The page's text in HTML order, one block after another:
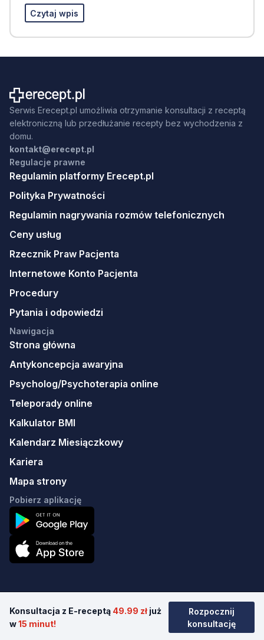
Konsultacja z E-receptą 49.99 zł już
w15 minut!
Rozpocznij
konsultację
Czytaj wpis
Serwis Erecept.pl umożliwia otrzymanie konsultacji z receptą
elektroniczną lub przedłużanie recepty bez wychodzenia z
domu.
kontakt@erecept.pl
Regulacje prawne
Regulamin platformy Erecept.pl
Polityka Prywatności
Regulamin nagrywania rozmów telefonicznych
Ceny usług
Rzecznik Praw Pacjenta
Internetowe Konto Pacjenta
Procedury
Pytania i odpowiedzi
Nawigacja
Strona główna
Antykoncepcja awaryjna
Psycholog/Psychoterapia online
Teleporady online
Kalkulator BMI
Kalendarz Miesiączkowy
Kariera
Mapa strony
Pobierz aplikację
© 2026 Erecept sp. z o.o.